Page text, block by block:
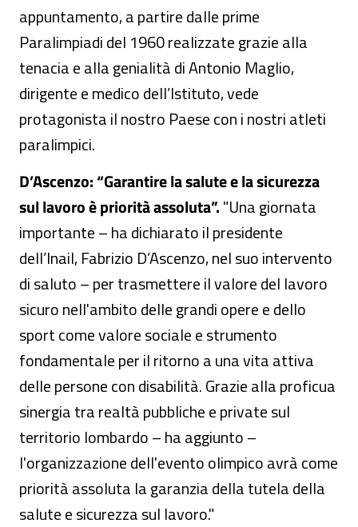
appuntamento, a partire dalle prime
Paralimpiadi del 1960 realizzate grazie alla
tenacia e alla genialità di Antonio Maglio,
dirigente e medico dell’Istituto, vede
protagonista il nostro Paese con i nostri atleti
paralimpici.
D’Ascenzo: “Garantire la salute e la sicurezza
sul lavoro è priorità assoluta”."Una giornata
importante – ha dichiarato il presidente
dell’Inail, Fabrizio D’Ascenzo, nel suo intervento
di saluto – per trasmettere il valore del lavoro
sicuro nell'ambito delle grandi opere e dello
sport come valore sociale e strumento
fondamentale per il ritorno a una vita attiva
delle persone con disabilità. Grazie alla proficua
sinergia tra realtà pubbliche e private sul
territorio lombardo – ha aggiunto –
l'organizzazione dell'evento olimpico avrà come
priorità assoluta la garanzia della tutela della
salute e sicurezza sul lavoro."